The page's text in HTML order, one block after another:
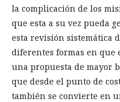
la complicación de los
que esta a su vez pueda
esta revisión sistemática
diferentes formas en que
una propuesta de mayor
que desde el punto de
también se convierte en